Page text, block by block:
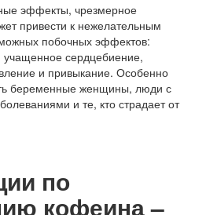
эффекты, чрезмерное
привести к нежелательным
побочных эффектов:
учащенное сердцебиение,
и привыкание. Особенно
беременные женщины, люди с
и те, кто страдает от
по
кофеина –